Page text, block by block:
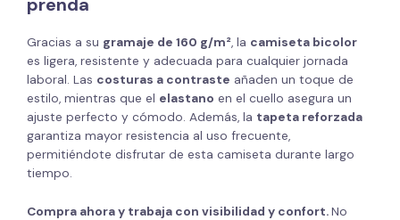
Gracias a su gramaje de 160 g/m², la camiseta bicolor
es ligera, resistente y adecuada para cualquier jornada
laboral. Las costuras a contraste añaden un toque de
estilo, mientras que el elastano en el cuello asegura un
ajuste perfecto y cómodo. Además, la tapeta reforzada
garantiza mayor resistencia al uso frecuente,
permitiéndote disfrutar de esta camiseta durante largo
tiempo.
Compra ahora y trabaja con visibilidad y confort.No